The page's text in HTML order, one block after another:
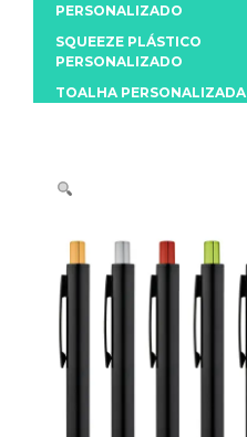
PERSONALIZADO
SQUEEZE PLÁSTICO
PERSONALIZADO
TOALHA PERSONALIZADA